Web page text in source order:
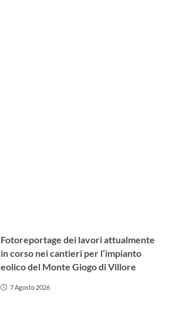
Fotoreportage dei lavori attualmente
in corso nei cantieri per l’impianto
eolico del Monte Giogo di Villore
7 Agosto 2026